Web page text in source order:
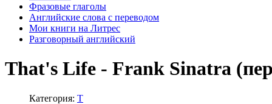
Фразовые глаголы
Английские слова с переводом
Мои книги на Литрес
Разговорный английский
That's Life - Frank Sinatra
Категория: T